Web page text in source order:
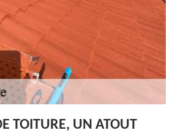
TOITURE, UN ATOUT